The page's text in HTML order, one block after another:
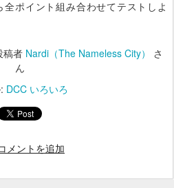
ポイント組み合わせてテストしよ
稿者 Nardi（The Nameless City）
さ
ん
DCC いろいろ
メントを追加